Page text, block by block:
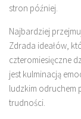
stron później.
Najbardziej
Zdrada ideałów,
czteromiesięczne
jest kulminacją
ludzkim odruchem
trudności.